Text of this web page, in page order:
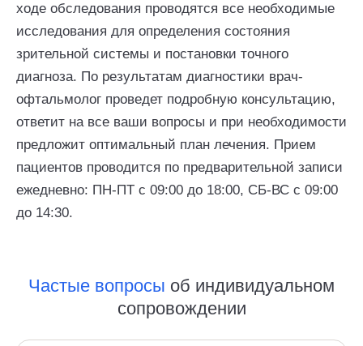
ходе обследования проводятся все необходимые
исследования для определения состояния
зрительной системы и постановки точного
диагноза. По результатам диагностики врач-
офтальмолог проведет подробную консультацию,
ответит на все ваши вопросы и при необходимости
предложит оптимальный план лечения. Прием
пациентов проводится по предварительной записи
ежедневно: ПН-ПТ с 09:00 до 18:00, СБ-ВС с 09:00
до 14:30.
Частые вопросы об индивидуальном
сопровождении